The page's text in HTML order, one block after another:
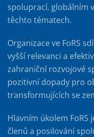
spoluprací, globálním
těchto tématech.
Organizace ve FoRS
vyšší relevanci a
zahraniční rozvojové
pozitivní dopady pro
transformujících se
Hlavním úkolem FoRS
členů a posilování